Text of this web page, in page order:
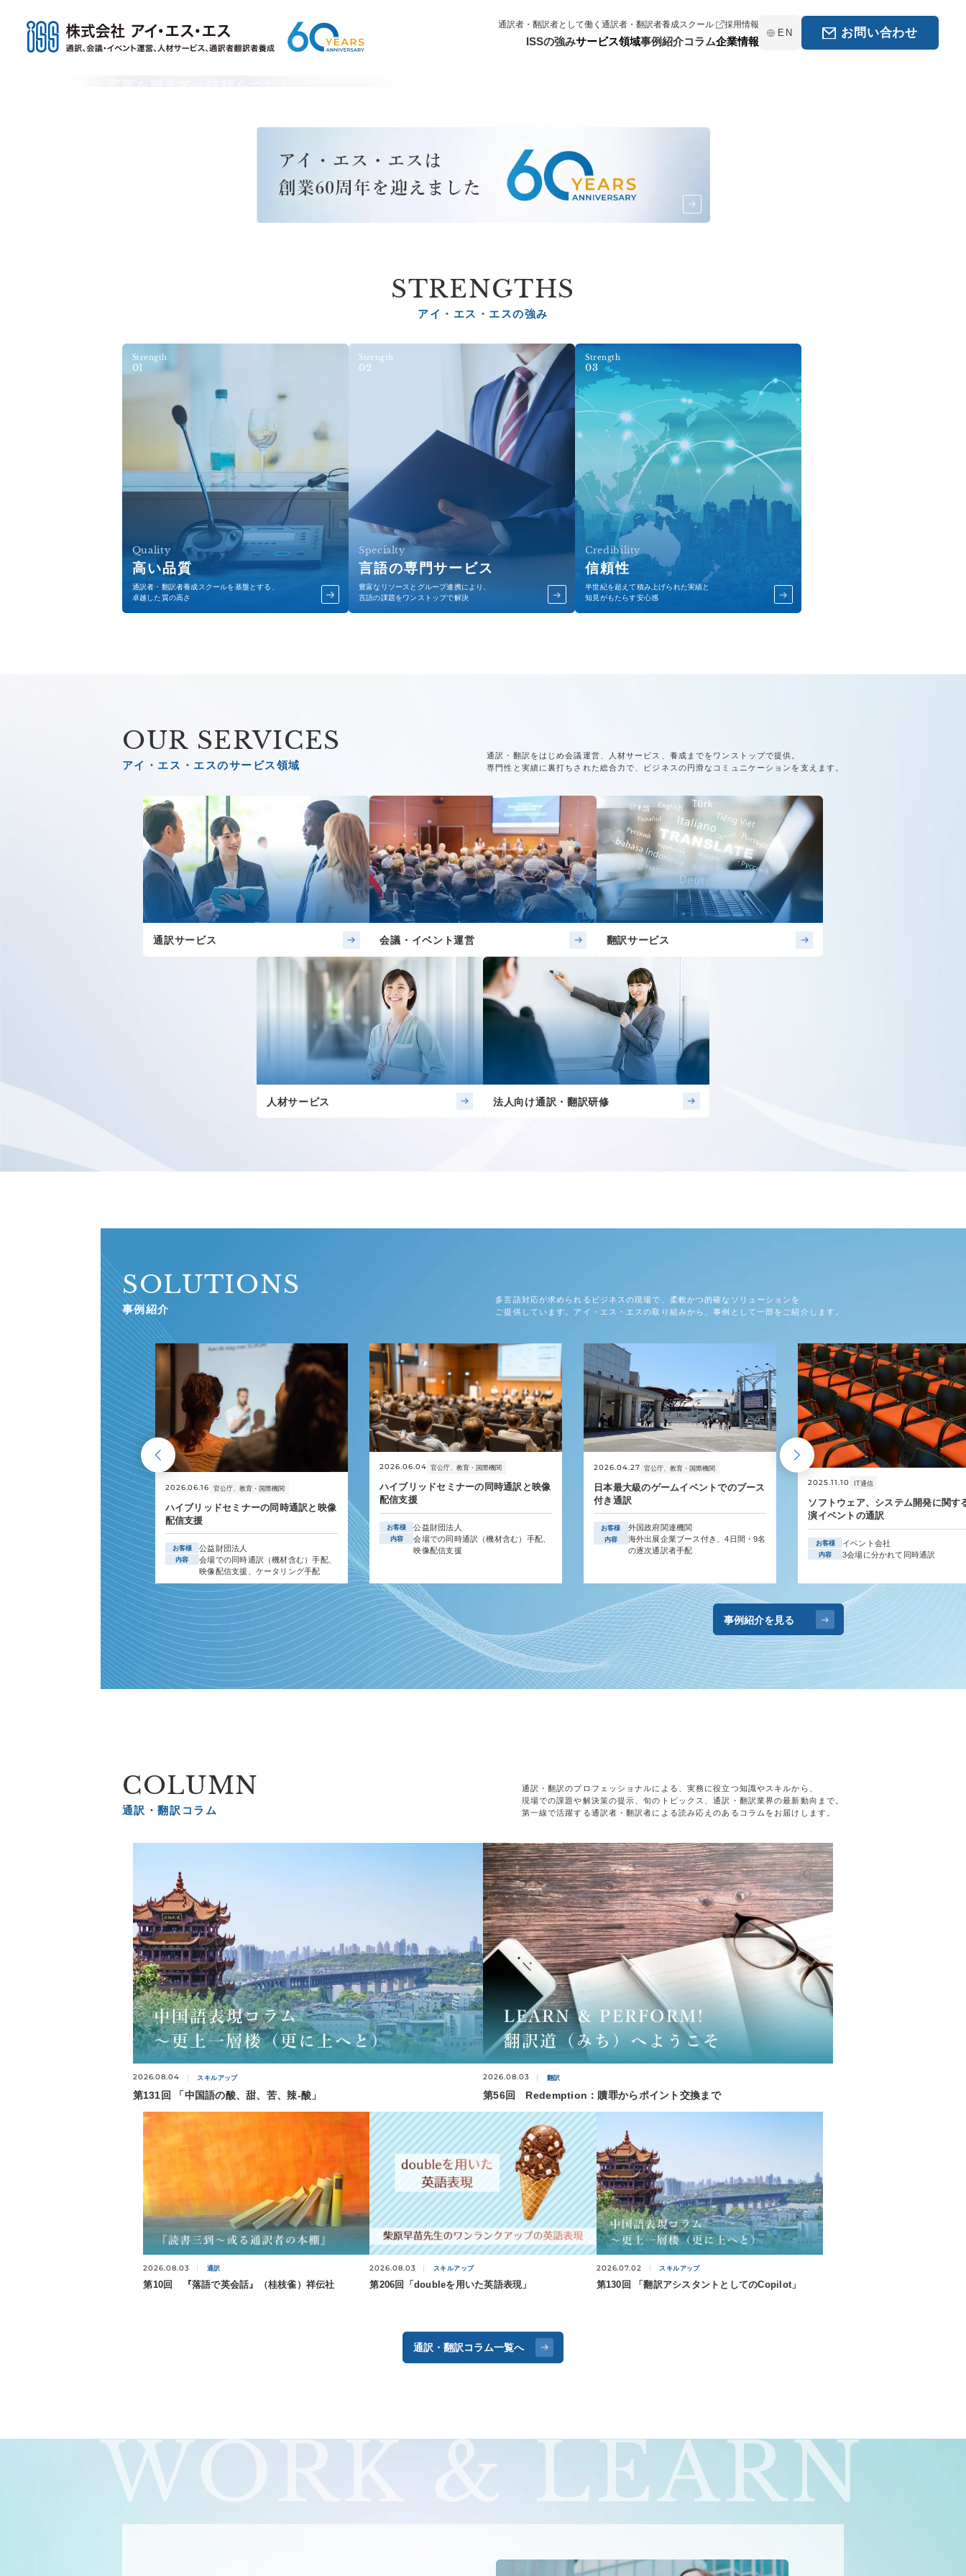
通訳者・翻訳者として働く通訳者・翻訳者養成スクール 採用情報
ISSの強みサービス領域事例紹介コラム企業情報
EN お問い合わせ
通訳・翻訳のISS
NEWS2026.07.31【ISSインスティテュート】[秋期]10月開講レギュラーコースのお申し
STRENGTHS
アイ・エス・エスの強み
Strength
01
Quality
高い品質
通訳者・翻訳者養成スクールを基盤とする、
卓越した質の高さ
Strength
02
Specialty
言語の専門サービス
豊富なリソースとグループ連携により、
言語の課題をワンストップで解決
Strength
03
Credibility
信頼性
半世紀を超えて積み上げられた実績と
知見がもたらす安心感
OUR SERVICES
アイ・エス・エスのサービス領域
通訳・翻訳をはじめ会議運営、人材サービス、養成までをワンストップで提供。
専門性と実績に裏打ちされた総合力で、ビジネスの円滑なコミュニケーションを支えます。
通訳サービス 会議・イベント運営 翻訳サービス
人材サービス 法人向け通訳・翻訳研修
SOLUTIONS
事例紹介
多言語対応が求められるビジネスの現場で、柔軟かつ的確なソリューションを
ご提供しています。アイ・エス・エスの取り組みから、事例として一部をご紹介します。
2026.06.16 官公庁、教育・国際機関
ハイブリッドセミナーの同時通訳と映像
配信支援
お客様 公益財団法人
内容
会場での同時通訳（機材含む）手配、
映像配信支援、ケータリング手配
2026.06.04 官公庁、教育・国際機関
ハイブリッドセミナーの同時通訳と映像
配信支援
お客様 公益財団法人
内容
会場での同時通訳（機材含む）手配、
映像配信支援
2026.04.27 官公庁、教育・国際機関
日本最大級のゲームイベントでのブース
付き通訳
お客様 外国政府関連機関
内容
海外出展企業ブース付き、4日間・9名
の逐次通訳者手配
2025.11.10 IT通信
ソフトウェア、システム開発に関す
演イベントの通訳
お客様 イベント会社
内容 3会場に分かれて同時通訳
事例紹介を見る
COLUMN
通訳・翻訳コラム
通訳・翻訳のプロフェッショナルによる、実務に役立つ知識やスキルから、
現場での課題や解決策の提示、旬のトピックス、通訳・翻訳業界の最新動向まで。
第一線で活躍する通訳者・翻訳者による読み応えのあるコラムをお届けします。
2026.08.04 スキルアップ
第131回 「中国語の酸、甜、苦、辣-酸」
2026.08.03 翻訳
第56回 Redemption：贖罪からポイント交換まで
2026.08.03 通訳
第10回 『落語で英会話』（桂枝雀）祥伝社
2026.08.03 スキルアップ
第206回「doubleを用いた英語表現」
2026.07.02 スキルアップ
第130回 「翻訳アシスタントとしてのCopilot」
通訳・翻訳コラム一覧へ
WORK & LEARN